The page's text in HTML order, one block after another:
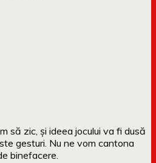
să zic, și ideea jocului va fi dusă
gesturi. Nu ne vom cantona
binefacere.